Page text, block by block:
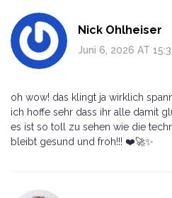
Nick Ohlheiser
Juni 6, 2026 AT
oh wow! das klingt ja wirklich
ich hoffe sehr dass ihr alle damit
es ist so toll zu sehen wie die
bleibt gesund und froh!!! ❤️🚀✨